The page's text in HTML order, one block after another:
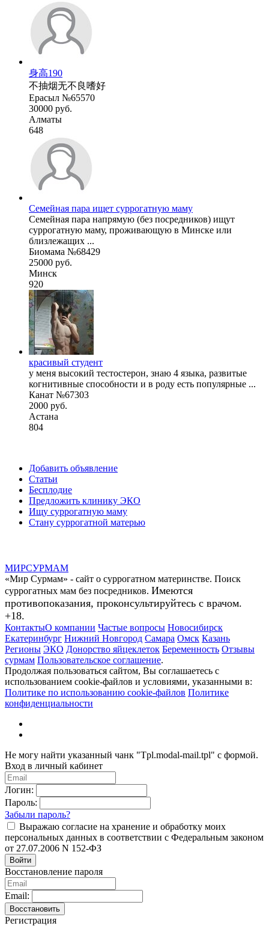
身高190
不抽烟无不良嗜好
Ерасыл №65570
30000 руб.
Алматы
648
Семейная пара ищет суррогатную маму
Семейная пара напрямую (без посредников) ищут
суррогатную маму, проживающую в Минске или
близлежащих ...
Биомама №68429
25000 руб.
Минск
920
красивый студент
у меня высокий тестостерон, знаю 4 языка, развитые
когнитивные способности и в роду есть популярные ...
Канат №67303
2000 руб.
Астана
804
Добавить объявление
Статьи
Бесплодие
Предложить клинику ЭКО
Ищу суррогатную маму
Стану суррогатной матерью
МИРСУРМАМ
«Мир Сурмам» - сайт о суррогатном материнстве. Поиск
суррогатных мам без посредников. Имеются
противопоказания, проконсультируйтесь с врачом.
+18.
КонтактыО компании Частые вопросы Новосибирск
Екатеринбург Нижний Новгород Самара Омск Казань
Регионы ЭКО Донорство яйцеклеток Беременность Отзывы
сурмам Пользовательское соглашение.
Продолжая пользоваться сайтом, Вы соглашаетесь с
использованием cookie-файлов и условиями, указанными в:
Политике по использованию cookie-файлов Политике
конфиденциальности
Не могу найти указанный чанк "Tpl.modal-mail.tpl" с формой.
Вход в личный кабинет
Логин:
Пароль:
Забыли пароль?
Выражаю согласие на хранение и обработку моих
персональных данных в соответствии с Федеральным законом
от 27.07.2006 N 152-ФЗ
Войти
Восстановление пароля
Email:
Восстановить
Регистрация